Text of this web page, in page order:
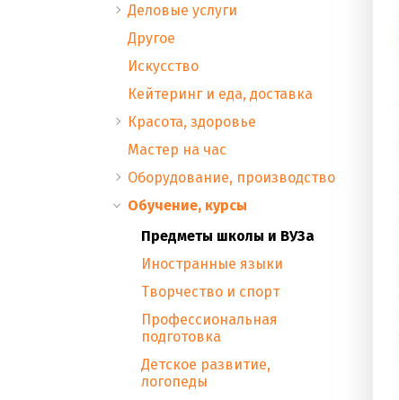
Деловые услуги
Другое
Искусство
Кейтеринг и еда, доставка
Красота, здоровье
Мастер на час
Оборудование, производство
Обучение, курсы
Предметы школы и ВУЗа
Иностранные языки
Творчество и спорт
Профессиональная
подготовка
Детское развитие,
логопеды